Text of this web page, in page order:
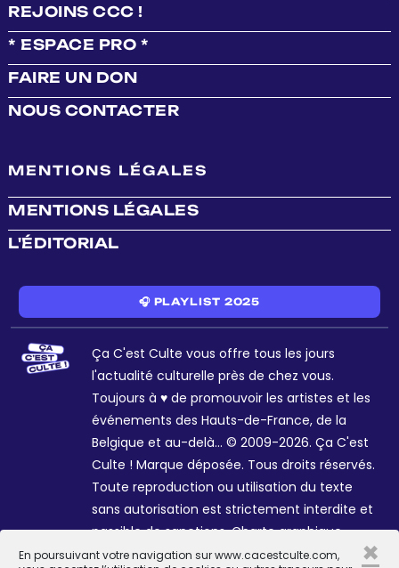
En poursuivant votre navigation sur www.cacestculte.com,
×
REJOINS CCC !
* ESPACE PRO *
FAIRE UN DON
NOUS CONTACTER
MENTIONS LÉGALES
MENTIONS LÉGALES
L'ÉDITORIAL
🎧 PLAYLIST 2025
Ça C'est Culte vous offre tous les jours
l'actualité culturelle près de chez vous.
Toujours à ♥ de promouvoir les artistes et les
événements des Hauts-de-France, de la
Belgique et au-delà... © 2009-2026. Ça C'est
Culte ! Marque déposée. Tous droits réservés.
Toute reproduction ou utilisation du texte
sans autorisation est strictement interdite et
passible de sanctions. Charte graphique
Sophie R. et Céline Galant.